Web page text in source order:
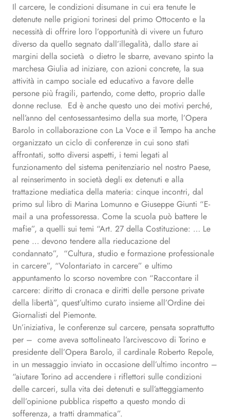
Il carcere, le condizioni disumane in cui era tenute le
detenute nelle prigioni torinesi del primo Ottocento e la
necessità di offrire loro l’opportunità di vivere un futuro
diverso da quello segnato dall’illegalità, dallo stare ai
margini della società o dietro le sbarre, avevano spinto la
marchesa Giulia ad iniziare, con azioni concrete, la sua
attività in campo sociale ed educativo a favore delle
persone più fragili, partendo, come detto, proprio dalle
donne recluse. Ed è anche questo uno dei motivi perché,
nell’anno del centosessantesimo della sua morte, l’Opera
Barolo in collaborazione con La Voce e il Tempo ha anche
organizzato un ciclo di conferenze in cui sono stati
affrontati, sotto diversi aspetti, i temi legati al
funzionamento del sistema penitenziario nel nostro Paese,
al reinserimento in società degli ex detenuti e alla
trattazione mediatica della materia: cinque incontri, dal
primo sul libro di Marina Lomunno e Giuseppe Giunti “E-
mail a una professoressa. Come la scuola può battere le
mafie”, a quelli sui temi “Art. 27 della Costituzione: … Le
pene … devono tendere alla rieducazione del
condannato”, “Cultura, studio e formazione professionale
in carcere”, “Volontariato in carcere” e ultimo
appuntamento lo scorso novembre con “Raccontare il
carcere: diritto di cronaca e diritti delle persone private
della libertà”, quest’ultimo curato insieme all’Ordine dei
Giornalisti del Piemonte.
Un’iniziativa, le conferenze sul carcere, pensata soprattutto
per – come aveva sottolineato l’arcivescovo di Torino e
presidente dell’Opera Barolo, il cardinale Roberto Repole,
in un messaggio inviato in occasione dell’ultimo incontro –
“aiutare Torino ad accendere i riflettori sulle condizioni
delle carceri, sulla vita dei detenuti e sull’atteggiamento
dell’opinione pubblica rispetto a questo mondo di
sofferenza, a tratti drammatica”.